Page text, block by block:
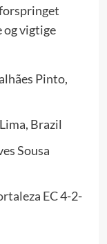
og vigtige
Pinto,
Brazil
Sousa
EC4-2-